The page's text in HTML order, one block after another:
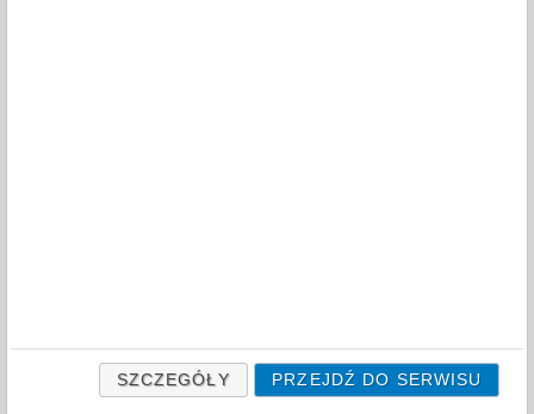
Nie odnaleziono produktów wg przyjętych kryteriów
lub podana fraza "" nie została odnaleziona.
SZCZEGÓŁY PRZEJDŹ DO SERWISU